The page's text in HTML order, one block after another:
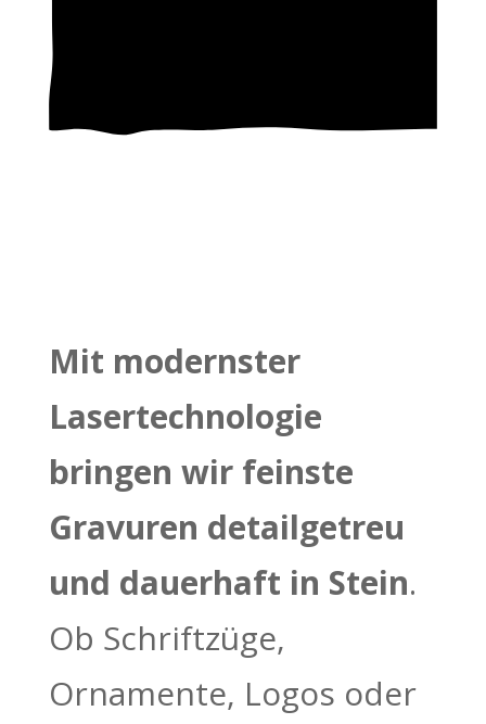
Mit modernster
Lasertechnologie
bringen wir feinste
Gravuren detailgetreu
und dauerhaft in Stein.
Ob Schriftzüge,
Ornamente, Logos oder